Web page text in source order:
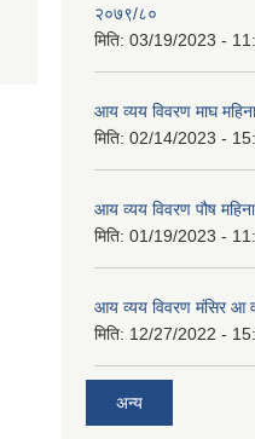
२०७९/८०
मिति: 03/19/2023 -
आय व्यय विवरण माघ
मिति: 02/14/2023 -
आय व्यय विवरण पौष
मिति: 01/19/2023 -
आय व्यय विवरण मंसिर आ
मिति: 12/27/2022 -
अन्य